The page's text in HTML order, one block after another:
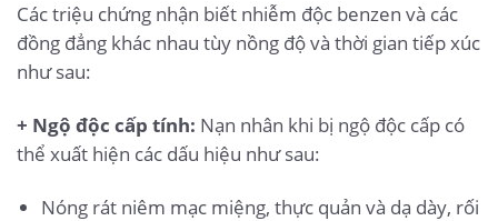
Các triệu chứng nhận biết nhiễm độc benzen và các
đồng đẳng khác nhau tùy nồng độ và thời gian tiếp xúc
như sau:
+ Ngộ độc cấp tính: Nạn nhân khi bị ngộ độc cấp có
thể xuất hiện các dấu hiệu như sau:
Nóng rát niêm mạc miệng, thực quản và dạ dày, rối